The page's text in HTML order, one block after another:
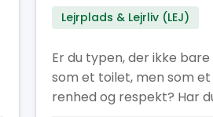
Lejrplads & Lejrliv (LEJ)
Er du typen, der ikke
som et toilet, men som
renhed og respekt? Har